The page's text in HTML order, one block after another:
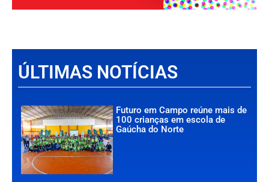
ÚLTIMAS NOTÍCIAS
Futuro em Campo reúne mais de
100 crianças em escola de
Gaúcha do Norte